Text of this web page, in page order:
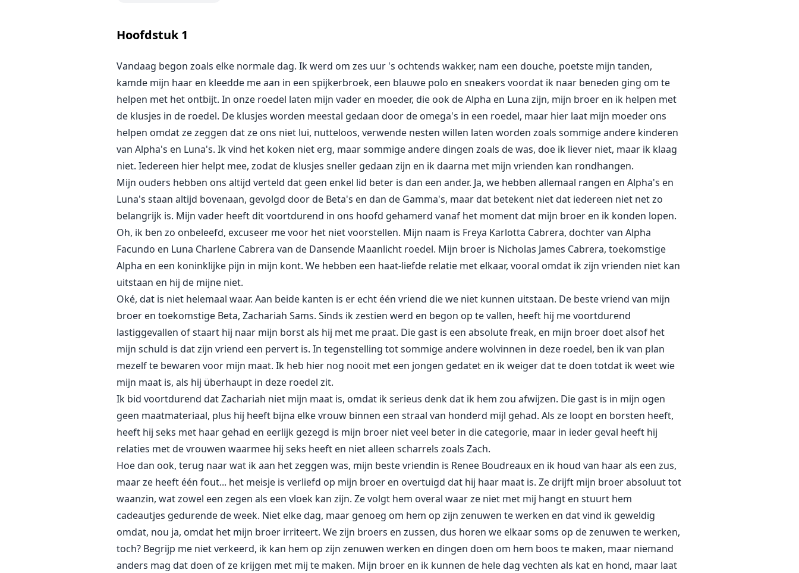
gewoon een droom en zal alles verdwijnen als ik wakker word.
Maar als ik 's ochtends wakker word, weet ik op de een of andere manier dat de droom waar is, ik vind mijn geliefde voordat
ik mijn wolf krijg.
Ik ben Alexander, de Alpha Lycan Koning, en mijn geliefde Freya noemt me Alex. Na een eeuw zoeken, ontmoet ik eindelijk
mijn geliefde, maar ik moet wachten tot ze achttien wordt of haar wolf krijgt (welke van de twee het eerst komt) voordat ik
mezelf persoonlijk aan haar kan voorstellen. Dit alles is vanwege iets wat mijn tien keer overgrootvader deed dat de
Maangodin beledigde.
Ik weet dat Freya heel speciaal is, misschien is ze een van ons. Alles zal bekend worden op de nacht van haar transformatie.
Zal Freya alles aankunnen?
Met haar verjaardag in aantocht, naderen ook de gevaren die op de loer liggen?
Hoofdstuk1
Vandaag begon zoals elke normale dag. Ik werd om zes uur 's ochtends wakker, nam een douche, poetste mijn tanden,
kamde mijn haar en kleedde me aan in een spijkerbroek, een blauwe polo en sneakers voordat ik naar beneden ging om te
helpen met het ontbijt. In onze roedel laten mijn vader en moeder, die ook de Alpha en Luna zijn, mijn broer en ik helpen met
de klusjes in de roedel. De klusjes worden meestal gedaan door de omega's in een roedel, maar hier laat mijn moeder ons
helpen omdat ze zeggen dat ze ons niet lui, nutteloos, verwende nesten willen laten worden zoals sommige andere kinderen
van Alpha's en Luna's. Ik vind het koken niet erg, maar sommige andere dingen zoals de was, doe ik liever niet, maar ik klaag
niet. Iedereen hier helpt mee, zodat de klusjes sneller gedaan zijn en ik daarna met mijn vrienden kan rondhangen.
Mijn ouders hebben ons altijd verteld dat geen enkel lid beter is dan een ander. Ja, we hebben allemaal rangen en Alpha's en
Luna's staan altijd bovenaan, gevolgd door de Beta's en dan de Gamma's, maar dat betekent niet dat iedereen niet net zo
belangrijk is. Mijn vader heeft dit voortdurend in ons hoofd gehamerd vanaf het moment dat mijn broer en ik konden lopen.
Oh, ik ben zo onbeleefd, excuseer me voor het niet voorstellen. Mijn naam is Freya Karlotta Cabrera, dochter van Alpha
Facundo en Luna Charlene Cabrera van de Dansende Maanlicht roedel. Mijn broer is Nicholas James Cabrera, toekomstige
Alpha en een koninklijke pijn in mijn kont. We hebben een haat-liefde relatie met elkaar, vooral omdat ik zijn vrienden niet kan
uitstaan en hij de mijne niet.
Oké, dat is niet helemaal waar. Aan beide kanten is er echt één vriend die we niet kunnen uitstaan. De beste vriend van mijn
broer en toekomstige Beta, Zachariah Sams. Sinds ik zestien werd en begon op te vallen, heeft hij me voortdurend
lastiggevallen of staart hij naar mijn borst als hij met me praat. Die gast is een absolute freak, en mijn broer doet alsof het
mijn schuld is dat zijn vriend een pervert is. In tegenstelling tot sommige andere wolvinnen in deze roedel, ben ik van plan
mezelf te bewaren voor mijn maat. Ik heb hier nog nooit met een jongen gedatet en ik weiger dat te doen totdat ik weet wie
mijn maat is, als hij überhaupt in deze roedel zit.
Ik bid voortdurend dat Zachariah niet mijn maat is, omdat ik serieus denk dat ik hem zou afwijzen. Die gast is in mijn ogen
geen maatmateriaal, plus hij heeft bijna elke vrouw binnen een straal van honderd mijl gehad. Als ze loopt en borsten heeft,
heeft hij seks met haar gehad en eerlijk gezegd is mijn broer niet veel beter in die categorie, maar in ieder geval heeft hij
relaties met de vrouwen waarmee hij seks heeft en niet alleen scharrels zoals Zach.
Hoe dan ook, terug naar wat ik aan het zeggen was, mijn beste vriendin is Renee Boudreaux en ik houd van haar als een zus,
maar ze heeft één fout... het meisje is verliefd op mijn broer en overtuigd dat hij haar maat is. Ze drijft mijn broer absoluut tot
waanzin, wat zowel een zegen als een vloek kan zijn. Ze volgt hem overal waar ze niet met mij hangt en stuurt hem
cadeautjes gedurende de week. Niet elke dag, maar genoeg om hem op zijn zenuwen te werken en dat vind ik geweldig
omdat, nou ja, omdat het mijn broer irriteert. We zijn broers en zussen, dus horen we elkaar soms op de zenuwen te werken,
toch? Begrijp me niet verkeerd, ik kan hem op zijn zenuwen werken en dingen doen om hem boos te maken, maar niemand
anders mag dat doen of ze krijgen met mij te maken. Mijn broer en ik kunnen de hele dag vechten als kat en hond, maar laat